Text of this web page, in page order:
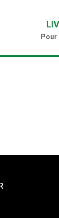
Pour